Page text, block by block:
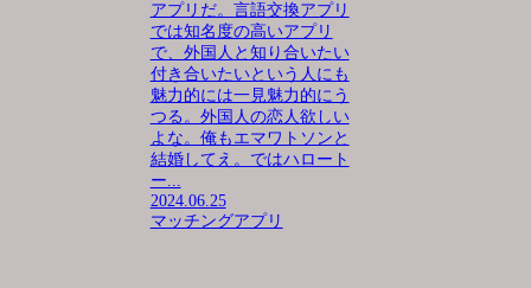
アプリだ。言語交換アプリ
では知名度の高いアプリ
で、外国人と知り合いたい
付き合いたいという人にも
魅力的には一見魅力的にう
つる。外国人の恋人欲しい
よな。俺もエマワトソンと
結婚してえ。ではハロート
ー...
2024.06.25
マッチングアプリ